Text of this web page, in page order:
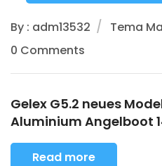
By : adm13532
Tema
0 Comments
Gelex G5.2 neues
Aluminium Angelboot
Read more